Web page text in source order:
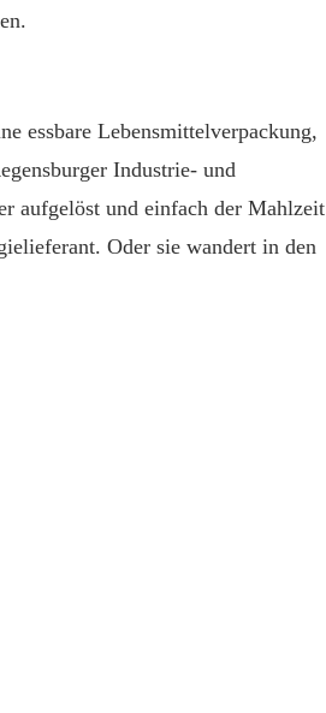
essbare Lebensmittelverpackung,
Industrie- und
aufgelöst und einfach der Mahlzeit
Oder sie wandert in den